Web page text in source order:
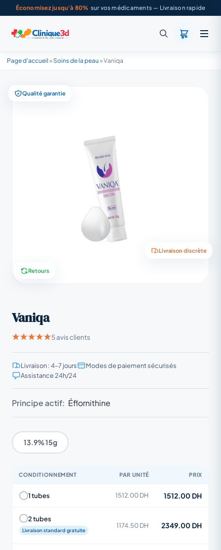
Économisez jusqu'à 80% sur vos médicaments — Livraison rapide
Page d'accueil »Soins de la peau »Vaniqa
Qualité garantie
Livraison discrète
Retours
Vaniqa
5 avis clients
Livraison : 4–7 jours
Modes de paiement sécurisés
Assistance 24h/24
Principe actif: Éflornithine
13.9% 15g
CONDITIONNEMENT PAR UNITÉ PRIX
1 tubes 1512.00 DH 1512.00 DH
2 tubes
Livraison standard gratuite
1174.50 DH 2349.00 DH